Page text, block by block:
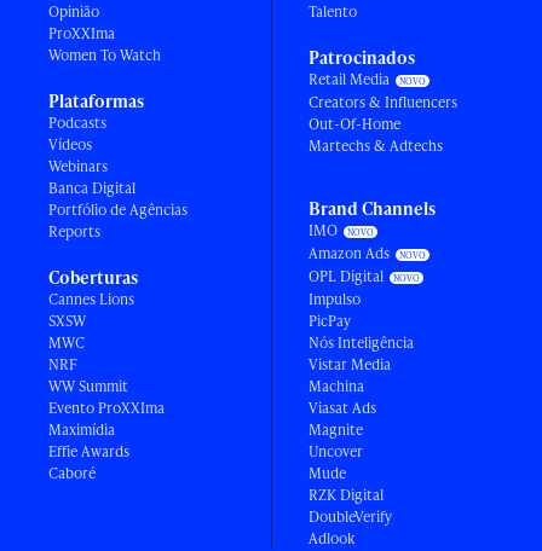
Opinião
ProXXIma
Women To Watch
Plataformas
Podcasts
Vídeos
Webinars
Banca Digital
Portfólio de Agências
Reports
Coberturas
Cannes Lions
SXSW
MWC
NRF
WW Summit
Evento ProXXIma
Maximídia
Effie Awards
Caboré
Talento
Patrocinados
Retail Media
Creators & Influencers
Out-Of-Home
Martechs & Adtechs
Brand Channels
IMO
Amazon Ads
OPL Digital
Impulso
PicPay
Nós Inteligência
Vistar Media
Machina
Viasat Ads
Magnite
Uncover
Mude
RZK Digital
DoubleVerify
Adlook